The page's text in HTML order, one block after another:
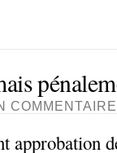
COMMENTAIRE